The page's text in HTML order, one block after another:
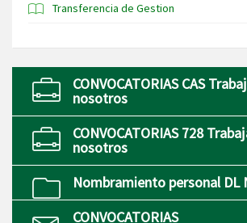
Transferencia de Gestion
CONVOCATORIAS CAS
nosotros
CONVOCATORIAS 728
nosotros
Nombramiento personal DL
CONVOCATORIAS